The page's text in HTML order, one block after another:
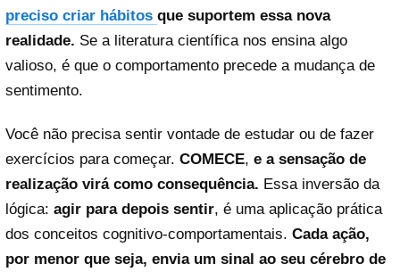
preciso criar hábitos que suportem essa nova
realidade. Se a literatura científica nos ensina algo
valioso, é que o comportamento precede a mudança de
sentimento.
Você não precisa sentir vontade de estudar ou de fazer
exercícios para começar. COMECE, e a sensação de
realização virá como consequência. Essa inversão da
lógica: agir para depois sentir, é uma aplicação prática
dos conceitos cognitivo-comportamentais. Cada ação,
por menor que seja, envia um sinal ao seu cérebro de